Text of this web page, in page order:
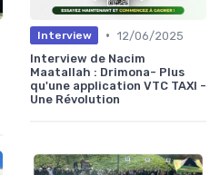
Interview • 12/06/2025
Interview de Nacim
Maatallah : Drimona- Plus
qu'une application VTC TAXI -
Une Révolution